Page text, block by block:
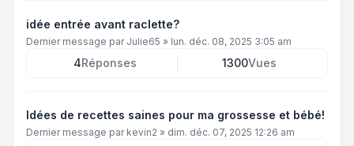
idée entrée avant raclette?
Dernier message par Julie65 » lun. déc. 08, 2025 3:05 am
4Réponses 1300Vues
Idées de recettes saines pour ma grossesse et bébé!
Dernier message par kevin2 » dim. déc. 07, 2025 12:26 am